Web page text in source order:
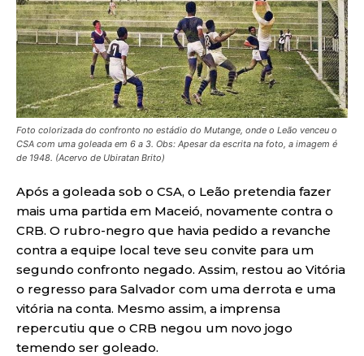
Foto colorizada do confronto no estádio do Mutange, onde o Leão venceu o
CSA com uma goleada em 6 a 3. Obs: Apesar da escrita na foto, a imagem é
de 1948. (Acervo de Ubiratan Brito)
Após a goleada sob o CSA, o Leão pretendia fazer
mais uma partida em Maceió, novamente contra o
CRB. O rubro-negro que havia pedido a revanche
contra a equipe local teve seu convite para um
segundo confronto negado. Assim, restou ao Vitória
o regresso para Salvador com uma derrota e uma
vitória na conta. Mesmo assim, a imprensa
repercutiu que o CRB negou um novo jogo
temendo ser goleado.